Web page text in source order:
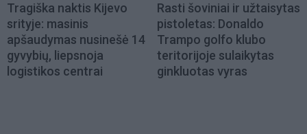
Tragiška naktis Kijevo
srityje: masinis
apšaudymas nusinešė 14
gyvybių, liepsnoja
logistikos centrai
Rasti šoviniai ir užtaisytas
pistoletas: Donaldo
Trampo golfo klubo
teritorijoje sulaikytas
ginkluotas vyras